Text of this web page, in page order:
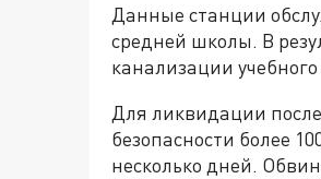
Данные станции
средней школы. В
канализации
Для ликвидации
безопасности более
несколько дней.